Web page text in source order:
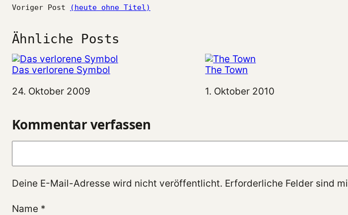
Voriger Post (heute ohne Titel)
Ähnliche Posts
Das verlorene Symbol
Datum
24. Oktober 2009
The Town
Datum
1. Oktober 2010
Kommentar verfassen
Deine E-Mail-Adresse wird nicht veröffentlicht. Erforderliche Felder sind
Name *